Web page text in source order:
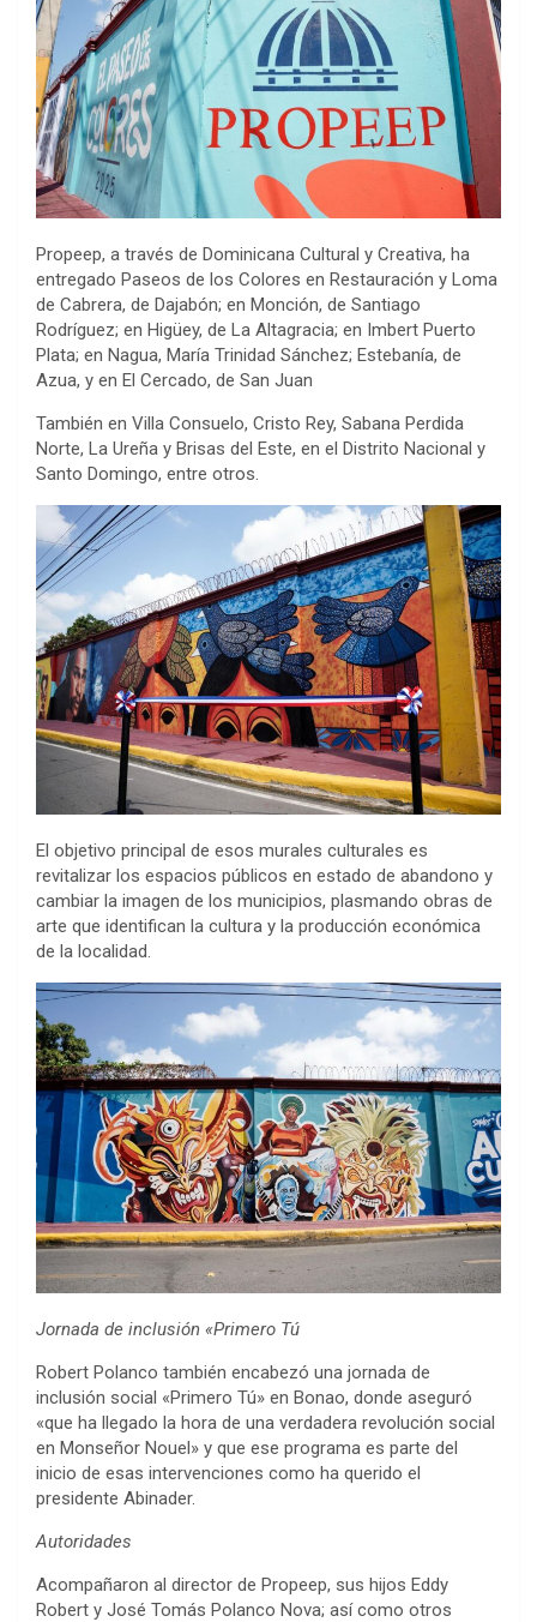
Propeep, a través de Dominicana Cultural y Creativa, ha
entregado Paseos de los Colores en Restauración y Loma
de Cabrera, de Dajabón; en Monción, de Santiago
Rodríguez; en Higüey, de La Altagracia; en Imbert Puerto
Plata; en Nagua, María Trinidad Sánchez; Estebanía, de
Azua, y en El Cercado, de San Juan
También en Villa Consuelo, Cristo Rey, Sabana Perdida
Norte, La Ureña y Brisas del Este, en el Distrito Nacional y
Santo Domingo, entre otros.
El objetivo principal de esos murales culturales es
revitalizar los espacios públicos en estado de abandono y
cambiar la imagen de los municipios, plasmando obras de
arte que identifican la cultura y la producción económica
de la localidad.
Jornada de inclusión «Primero Tú
Robert Polanco también encabezó una jornada de
inclusión social «Primero Tú» en Bonao, donde aseguró
«que ha llegado la hora de una verdadera revolución social
en Monseñor Nouel» y que ese programa es parte del
inicio de esas intervenciones como ha querido el
presidente Abinader.
Autoridades
Acompañaron al director de Propeep, sus hijos Eddy
Robert y José Tomás Polanco Nova; así como otros